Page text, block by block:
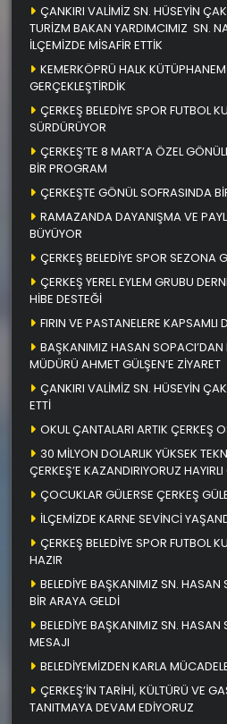
ÇANKIRI VALİMİZ SN. HÜSEYİN
TURİZM BAKAN YARDIMCIMIZ SN.
İLÇEMİZDE MİSAFİR ETTİK
KEMERKÖPRÜ HALK
GERÇEKLEŞTİRDİK
ÇERKEŞ BELEDİYE SPOR FUTBOL
SÜRDÜRÜYOR
ÇERKEŞ’TE 8 MART’A ÖZEL
BİR PROGRAM
ÇERKEŞTE GÖNÜL SOFRASINDA
RAMAZANDA DAYANIŞMA VE
BÜYÜYOR
ÇERKEŞ BELEDİYE SPOR SEZONA
ÇERKEŞ YEREL EYLEM GRUBU
HİBE DESTEĞİ
FIRIN VE PASTANELERE KAPSAMLI
BAŞKANIMIZ HASAN SOPACI’DAN
MÜDÜRÜ AHMET GÜLŞEN’E ZİYARET
ÇANKIRI VALİMİZ SN. HÜSEYİN
ETTİ
OKUL ÇANTALARI ARTIK ÇERKEŞ
30 MİLYON DOLARLIK YÜKSEK
ÇERKEŞ’E
ÇOCUKLAR GÜLERSE ÇERKEŞ
İLÇEMİZDE KARNE SEVİNCİ
ÇERKEŞ BELEDİYE SPOR FUTBOL
HAZIR
BELEDİYE BAŞKANIMIZ SN. HASAN
BİR ARAYA GELDİ
BELEDİYE BAŞKANIMIZ SN. HASAN
MESAJI
BELEDİYEMİZDEN KARLA
ÇERKEŞ’İN TARİHİ, KÜLTÜRÜ VE
TANITMAYA DEVAM EDİYORUZ